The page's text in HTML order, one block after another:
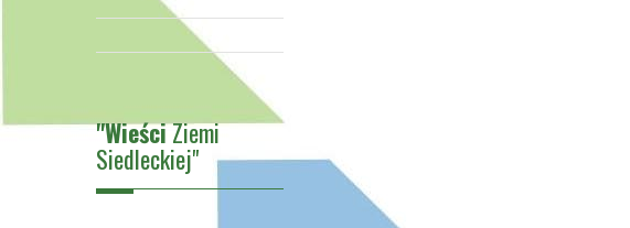
"WieściZiemi
Siedleckiej"